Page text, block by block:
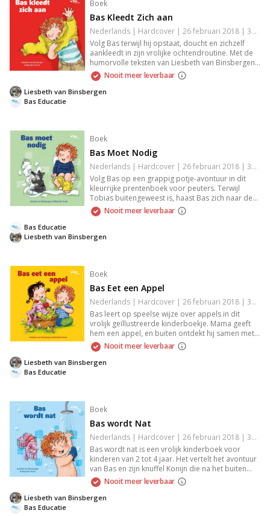
Boek
Bas Kleedt Zich aan
Nederlands | Hardcover | 26 februari 2018 | 32 pagina's | 9789089014252
Volg Bas terwijl hij opstaat, doucht en zichzelf
aankleedt in zijn vrolijke ochtendroutine. Met de
humorvolle teksten van Liesbeth van Binsbergen
en de kleurrijke illustraties van Marjolein Hund
leert Bas zelfstandig zijn dag te beginnen. Ideaal
voor kinderen van 2 tot 4 jaar, uit de
Nooit meer leverbaar
Bas Educatie
Liesbeth van Binsbergen
Boek
Bas Moet Nodig
Nederlands | Hardcover | 26 februari 2018 | 32 pagina's | 9789089014269
Volg Bas op een grappig potje-avontuur in dit
kleurrijke prentenboek voor peuters. Terwijl
Tobias buitengeweest is, haast Bas zich naar de
wc. Met vrolijke illustraties van Marjolein Hund en
humoristische teksten van Liesbeth van
'Gezondheid' toiletbezoekjes speels en
Nooit meer leverbaar
Liesbeth van Binsbergen
Bas Educatie
Boek
Bas Eet een Appel
Nederlands | Hardcover | 26 februari 2018 | 32 pagina's | 9789089014221
Bas leert op speelse wijze over appels in dit
vrolijk geïllustreerde kinderboekje. Mama geeft
hem een appel, en buiten ontdekt hij samen met
Nina meer over waar appels vandaan komen.
Geschreven door Liesbeth van Binsbergen, vol
grappige teksten en kleurrijke illustraties van
Nooit meer leverbaar
Bas Educatie
Liesbeth van Binsbergen
Boek
Bas wordt Nat
Nederlands | Hardcover | 26 februari 2018 | 32 pagina's | 9789089014238
Bas wordt nat is een vrolijk kinderboek voor
kinderen van 2 tot 4 jaar. Het vertelt het avontuur
van Bas en zijn knuffel Konijn die na het buiten
spelen helemaal onder de modder zitten. Ze
gaan samen onder de douche. Met vrolijke
illustraties van Marjolein Hund en grappige
Nooit meer leverbaar
Bas Educatie
Liesbeth van Binsbergen